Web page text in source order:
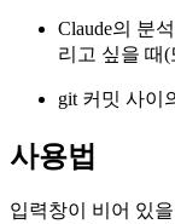
Claude의 분
리고 싶을 때
git 커밋 사이
사용법
입력창이 비어 있을